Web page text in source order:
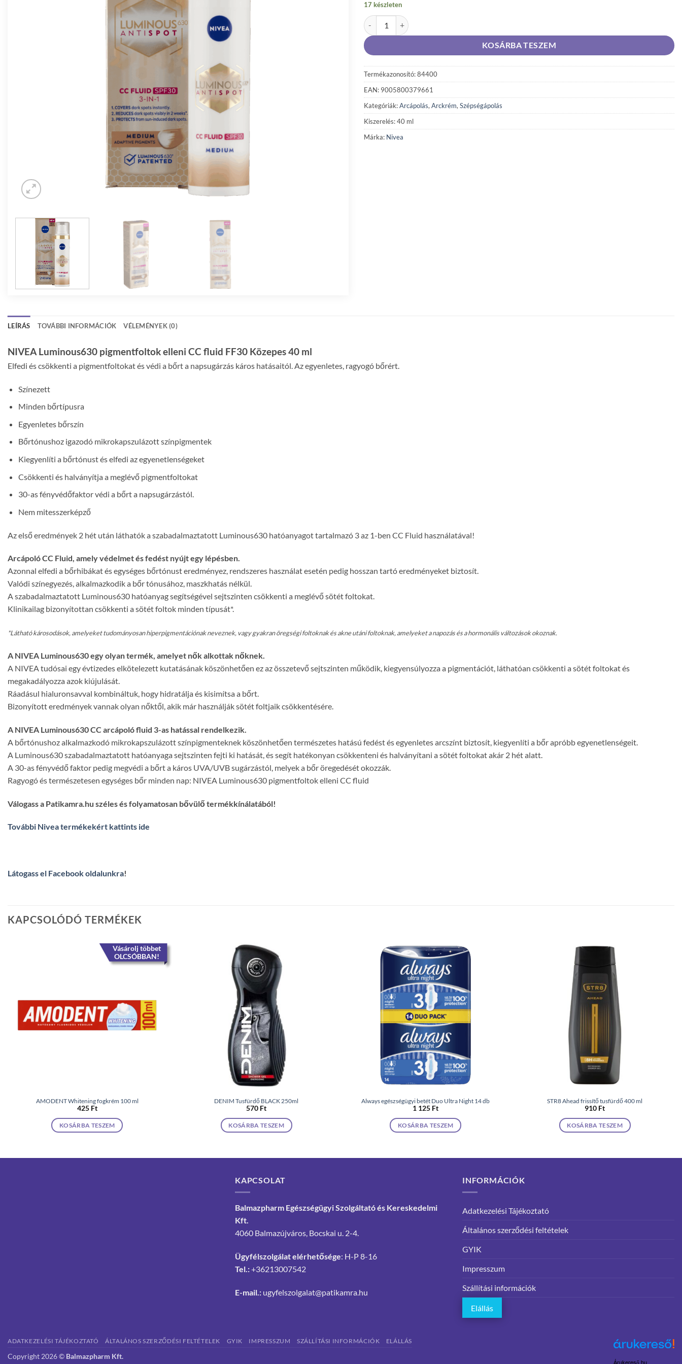
17 készleten
NIVEA Luminous630 pigmentfoltok elleni CC fluid FF30 Közepes mennyiség
KOSÁRBA TESZEM
Termékazonosító: 84400
EAN: 9005800379661
Kategóriák:Arcápolás, Arckrém, Szépségápolás
Kiszerelés: 40 ml
Márka: Nivea
LEÍRÁS TOVÁBBI INFORMÁCIÓK VÉLEMÉNYEK (0)
NIVEA Luminous630 pigmentfoltok elleni CC fluid FF30 Közepes 40 ml
Elfedi és csökkenti a pigmentfoltokat és védi a bőrt a napsugárzás káros hatásaitól. Az egyenletes, ragyogó bőrért.
Színezett
Minden bőrtípusra
Egyenletes bőrszín
Bőrtónushoz igazodó mikrokapszulázott színpigmentek
Kiegyenlíti a bőrtónust és elfedi az egyenetlenségeket
Csökkenti és halványítja a meglévő pigmentfoltokat
30-as fényvédőfaktor védi a bőrt a napsugárzástól.
Nem mitesszerképző
Az első eredmények 2 hét után láthatók a szabadalmaztatott Luminous630 hatóanyagot tartalmazó 3 az 1-ben CC Fluid használatával!
Arcápoló CC Fluid, amely védelmet és fedést nyújt egy lépésben.
Azonnal elfedi a bőrhibákat és egységes bőrtónust eredményez, rendszeres használat esetén pedig hosszan tartó eredményeket biztosít.
Valódi színegyezés, alkalmazkodik a bőr tónusához, maszkhatás nélkül.
A szabadalmaztatott Luminous630 hatóanyag segítségével sejtszinten csökkenti a meglévő sötét foltokat.
Klinikailag bizonyítottan csökkenti a sötét foltok minden típusát*.
*Látható károsodások, amelyeket tudományosan hiperpigmentációnak neveznek, vagy gyakran öregségi foltoknak és akne utáni foltoknak, amelyeket a napozás és a hormonális változások okoznak.
A NIVEA Luminous630 egy olyan termék, amelyet nők alkottak nőknek.
A NIVEA tudósai egy évtizedes elkötelezett kutatásának köszönhetően ez az összetevő sejtszinten működik, kiegyensúlyozza a pigmentációt, láthatóan csökkenti a sötét foltokat és
megakadályozza azok kiújulását.
Ráadásul hialuronsavval kombináltuk, hogy hidratálja és kisimítsa a bőrt.
Bizonyított eredmények vannak olyan nőktől, akik már használják sötét foltjaik csökkentésére.
A NIVEA Luminous630 CC arcápoló fluid 3-as hatással rendelkezik.
A bőrtónushoz alkalmazkodó mikrokapszulázott színpigmenteknek köszönhetően természetes hatású fedést és egyenletes arcszínt biztosít, kiegyenlíti a bőr apróbb egyenetlenségeit.
A Luminous630 szabadalmaztatott hatóanyaga sejtszinten fejti ki hatását, és segít hatékonyan csökkenteni és halványítani a sötét foltokat akár 2 hét alatt.
A 30-as fényvédő faktor pedig megvédi a bőrt a káros UVA/UVB sugárzástól, melyek a bőr öregedését okozzák.
Ragyogó és természetesen egységes bőr minden nap: NIVEA Luminous630 pigmentfoltok elleni CC fluid
Válogass a Patikamra.hu széles és folyamatosan bővülő termékkínálatából!
További Nivea termékekért kattints ide
Látogass el Facebook oldalunkra!
KAPCSOLÓDÓ TERMÉKEK
Vásárolj többet
OLCSÓBBAN!
AMODENT Whitening fogkrém 100 ml
425 Ft
KOSÁRBA TESZEM
DENIM Tusfürdő BLACK 250ml
570 Ft
KOSÁRBA TESZEM
Always egészségügyi betét Duo Ultra Night 14 db
1 125 Ft
KOSÁRBA TESZEM
STR8 Ahead frissítő tusfürdő 400 ml
910 Ft
KOSÁRBA TESZEM
KAPCSOLAT
Balmazpharm Egészségügyi Szolgáltató és Kereskedelmi
Kft.
4060 Balmazújváros, Bocskai u. 2-4.
Ügyfélszolgálat elérhetősége: H-P 8-16
Tel.:+36213007542
E-mail.: ugyfelszolgalat@patikamra.hu
INFORMÁCIÓK
Adatkezelési Tájékoztató
Általános szerződési feltételek
GYIK
Impresszum
Szállítási információk
Elállás
ADATKEZELÉSI TÁJÉKOZTATÓ ÁLTALÁNOS SZERZŐDÉSI FELTÉTELEK GYIK IMPRESSZUM SZÁLLÍTÁSI INFORMÁCIÓK ELÁLLÁS
Copyright 2026 © Balmazpharm Kft.